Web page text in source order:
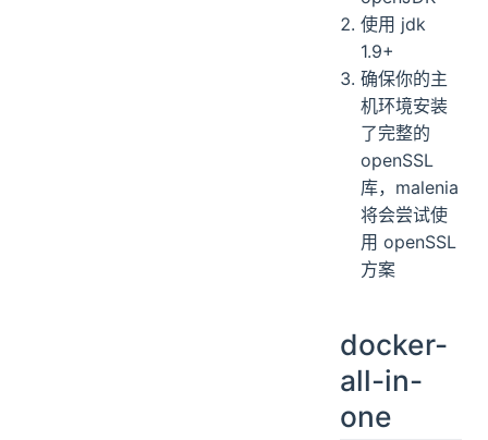
使用 jdk
1.9+
确保你的主
机环境安装
了完整的
openSSL
库，malenia
将会尝试使
用 openSSL
方案
docker-
all-in-
one